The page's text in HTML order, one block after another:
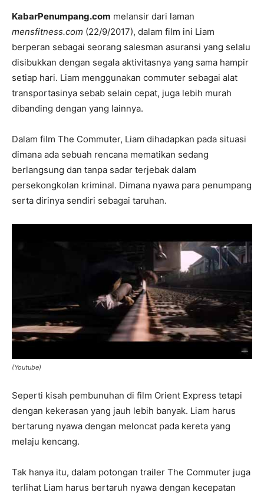
KabarPenumpang.com melansir dari laman
mensfitness.com (22/9/2017), dalam film ini Liam
berperan sebagai seorang salesman asuransi yang selalu
disibukkan dengan segala aktivitasnya yang sama hampir
setiap hari. Liam menggunakan commuter sebagai alat
transportasinya sebab selain cepat, juga lebih murah
dibanding dengan yang lainnya.
Dalam film The Commuter, Liam dihadapkan pada situasi
dimana ada sebuah rencana mematikan sedang
berlangsung dan tanpa sadar terjebak dalam
persekongkolan kriminal. Dimana nyawa para penumpang
serta dirinya sendiri sebagai taruhan.
(Youtube)
Seperti kisah pembunuhan di film Orient Express tetapi
dengan kekerasan yang jauh lebih banyak. Liam harus
bertarung nyawa dengan meloncat pada kereta yang
melaju kencang.
Tak hanya itu, dalam potongan trailer The Commuter juga
terlihat Liam harus bertaruh nyawa dengan kecepatan